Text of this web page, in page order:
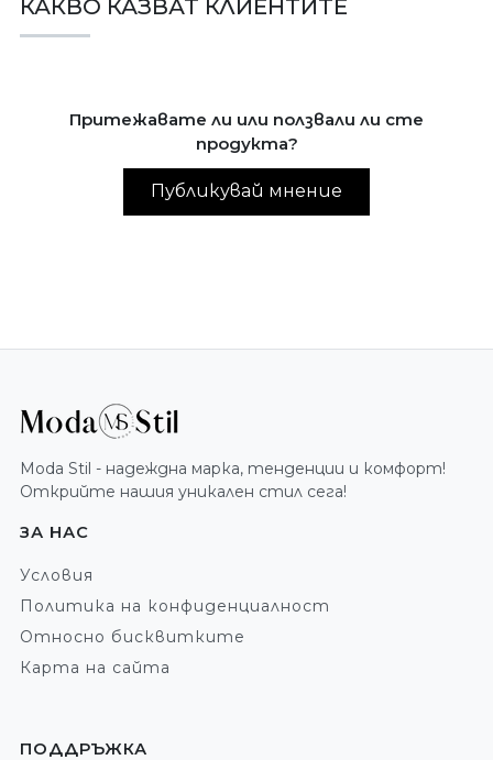
КАКВО КАЗВАТ КЛИЕНТИТЕ
Притежавате ли или ползвали ли сте
продукта?
Публикувай мнение
Moda Stil - надеждна марка, тенденции и комфорт!
Открийте нашия уникален стил сега!
ЗА НАС
Условия
Политика на конфиденциалност
Относно бисквитките
Карта на сайта
ПОДДРЪЖКА